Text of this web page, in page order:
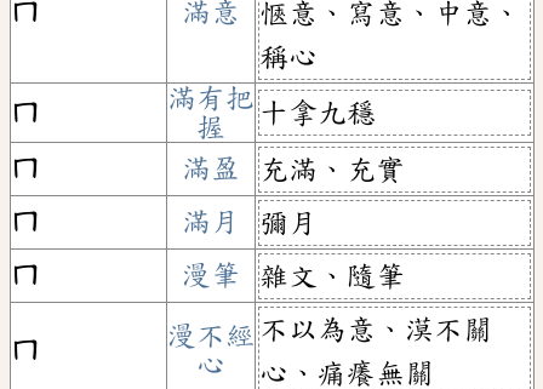
ㄇ 滿意
愜意、寫意、中意、
稱心
ㄇ
滿有把
握
十拿九穩
ㄇ
滿盈
充滿、充實
ㄇ
滿月
彌月
ㄇ
漫筆 雜文、隨筆
ㄇ
漫不經
心
不以為意、漠不關
心、痛癢無關